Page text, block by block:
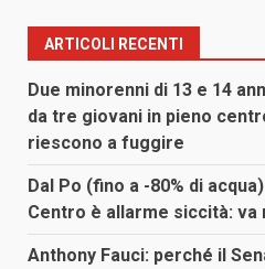
ARTICOLI RECENTI
Due minorenni di 13 e 14
da tre giovani in pieno
riescono a fuggire
Dal Po (fino a -80% di
Centro è allarme siccità: va
Anthony Fauci: perché il